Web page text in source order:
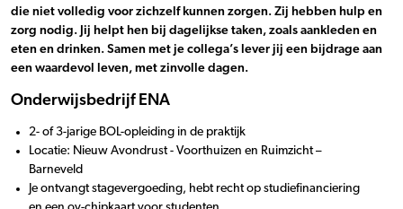
die niet volledig voor zichzelf kunnen zorgen. Zij hebben hulp en
zorg nodig. Jij helpt hen bij dagelijkse taken, zoals aankleden en
eten en drinken. Samen met je collega’s lever jij een bijdrage aan
een waardevol leven, met zinvolle dagen.
Onderwijsbedrijf ENA
2- of 3-jarige BOL-opleiding in de praktijk
Locatie: Nieuw Avondrust - Voorthuizen en Ruimzicht –
Barneveld
Je ontvangt stagevergoeding, hebt recht op studiefinanciering